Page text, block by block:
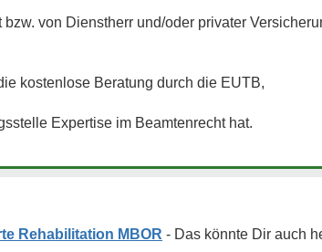
von Dienstherr und/oder privater
kostenlose Beratung durch die EUTB,
Expertise im Beamtenrecht hat.
Rehabilitation MBOR